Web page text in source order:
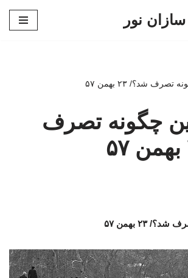
نور
شد؟/ ۲۳ بهمن ۵۷
چگونه تصرف
۲۳ بهمن ۵۷